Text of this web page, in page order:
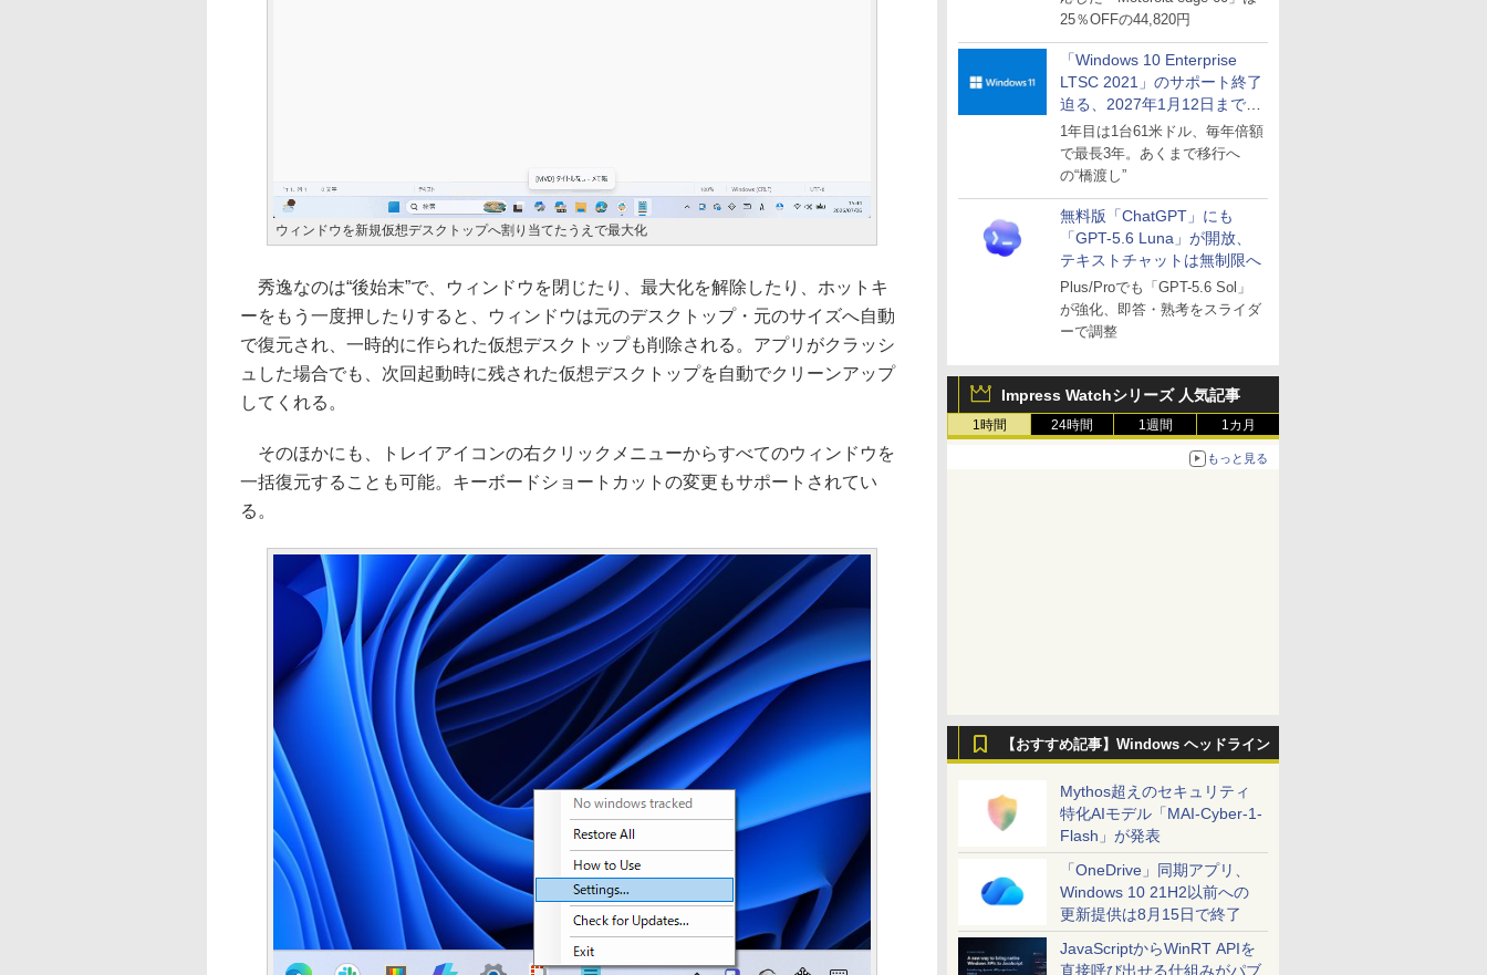
25％OFFの44,820円
「Windows 10 Enterprise
LTSC 2021」のサポート終了
迫る、2027年1月12日まで
～ESUは9月1日から販売
1年目は1台61米ドル、毎年倍額
で最長3年。あくまで移行へ
の“橋渡し”
無料版「ChatGPT」にも
「GPT-5.6 Luna」が開放、
テキストチャットは無制限へ
Plus/Proでも「GPT-5.6 Sol」
が強化、即答・熟考をスライダ
ーで調整
Impress Watchシリーズ 人気記事
1時間 24時間 1週間 1カ月
もっと見る
【おすすめ記事】Windows ヘッドライン
Mythos超えのセキュリティ
特化AIモデル「MAI-Cyber-1-
Flash」が発表
「OneDrive」同期アプリ、
Windows 10 21H2以前への
更新提供は8月15日で終了
JavaScriptからWinRT APIを
直接呼び出せる仕組みがパブ
ウィンドウを新規仮想デスクトップへ割り当てたうえで最大化
秀逸なのは“後始末”で、ウィンドウを閉じたり、最大化を解除したり、ホットキ
ーをもう一度押したりすると、ウィンドウは元のデスクトップ・元のサイズへ自動
で復元され、一時的に作られた仮想デスクトップも削除される。アプリがクラッシ
ュした場合でも、次回起動時に残された仮想デスクトップを自動でクリーンアップ
してくれる。
そのほかにも、トレイアイコンの右クリックメニューからすべてのウィンドウを
一括復元することも可能。キーボードショートカットの変更もサポートされてい
る。